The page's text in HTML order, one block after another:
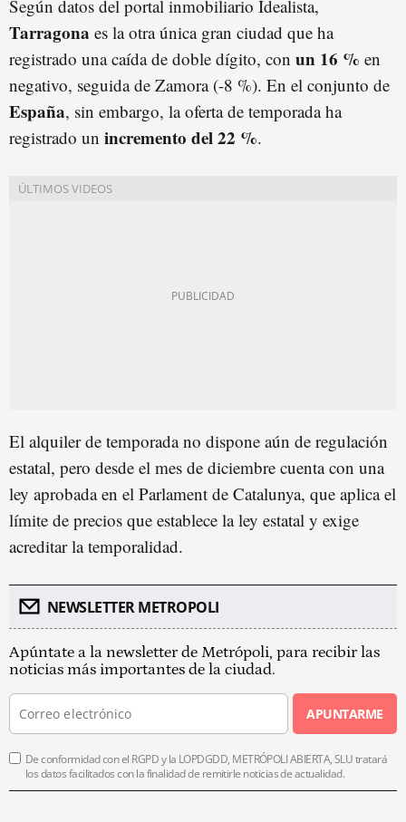
Según datos del portal inmobiliario Idealista,
Tarragona es la otra única gran ciudad que ha
registrado una caída de doble dígito, con un 16 % en
negativo, seguida de Zamora (-8 %). En el conjunto de
España, sin embargo, la oferta de temporada ha
registrado un incremento del 22 %.
El alquiler de temporada no dispone aún de regulación
estatal, pero desde el mes de diciembre cuenta con una
ley aprobada en el Parlament de Catalunya, que aplica el
límite de precios que establece la ley estatal y exige
acreditar la temporalidad.
NEWSLETTER METROPOLI
Apúntate a la newsletter de Metrópoli, para recibir las
noticias más importantes de la ciudad.
APUNTARME
De conformidad con el RGPD y la LOPDGDD, METRÓPOLI ABIERTA, SLU tratará
los datos facilitados con la finalidad de remitirle noticias de actualidad.